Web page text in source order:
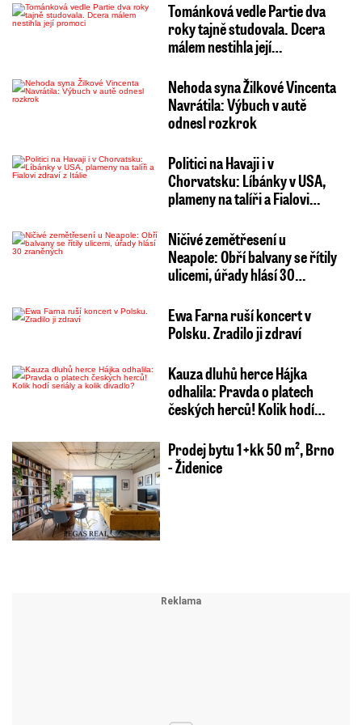
Tománková vedle Partie dva
roky tajně studovala. Dcera
málem nestihla její…
Nehoda syna Žilkové Vincenta
Navrátila: Výbuch v autě
odnesl rozkrok
Politici na Havaji i v
Chorvatsku: Líbánky v USA,
plameny na talíři a Fialovi…
Ničivé zemětřesení u
Neapole: Obří balvany se řítily
ulicemi, úřady hlásí 30…
Ewa Farna ruší koncert v
Polsku. Zradilo ji zdraví
Kauza dluhů herce Hájka
odhalila: Pravda o platech
českých herců! Kolik hodí…
Prodej bytu 1+kk 50 m², Brno
- Židenice